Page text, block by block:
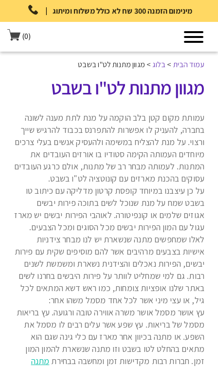
| מינימום הזמנה 300 שח לא כולל משלוח ומיתוג
(0)
עמוד הבית >בלוג > מגוון מתנות לט"ו בשבט
מגוון מתנות לט"ו בשבט
עמותת מקום קטן בלב הוקמה על מנת לתת מענה לשונה
בחברה, להעניק לו אפשרות להתפרנס בכבוד להרגיש שייך
ורצוי. על מנת להצליח במשימה ולהעסיק אנשים בעלי צרכים
מיוחדים העמותה הקימה סטודיו בו אורזים העובדים את
המתנות. לעמותה מבחר רב של מתנות, אולם כרגע העובדים
עסוקים בהכנת מארזים עם קונוטציה לט"ו בשבט.
על כן עיצבנו במיוחד קופסת קרטון מדליקה עם כיתוב טו
בשבט שמח על מנת שנוכל לשים בתוכה פירות יבשים
אגוזים שלמים או קונפיטורה. לאוהבי הפירות יבשים יש מארז
עגול עם המון הפירות יבשים מכל הסוגים ומכל הצבעים.
לאלו שמחפשים מתנה שנשארת יש לנו מבחר צידניות
אישיות בצבעים מרהיבים אשר להם מוסיפים שקית עם פירות
יבשים, הפירות נאכלים והצידנית נשארת ומשמשת לשנים
רבות. גם למי שמחליט לוותר על פירות היבשים בחרנו לשים
באתר שלנו אופציות צומחות, כמו ראש דשא המתאים לכל
גיל, או עצי מיני אשר לכל אחד מסמל משהו אחר:
עץ אושר מסמל אושר משרה אווירה טובה ורגועה. עץ בריאות
מסמל של בריאות. עץ שפע אשר עלים רבים לו מסמל את
השפע. או מתנה בכיוון אחר מארז עם כלי גינה שגם הוא
מתאים בהחלט לטו בשבט וזו מתנה שנשארת להמון המון
זמן. חברות רבות מקדישות זמן ומחשבה בבחירת מתנה